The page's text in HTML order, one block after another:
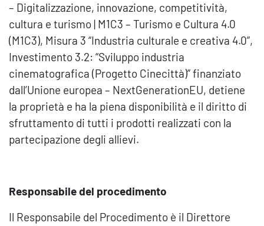
– Digitalizzazione, innovazione, competitività,
cultura e turismo | M1C3 – Turismo e Cultura 4.0
(M1C3), Misura 3 “Industria culturale e creativa 4.0”,
Investimento 3.2: “Sviluppo industria
cinematografica (Progetto Cinecittà)” finanziato
dall’Unione europea – NextGenerationEU, detiene
la proprietà e ha la piena disponibilità e il diritto di
sfruttamento di tutti i prodotti realizzati con la
partecipazione degli allievi.
Responsabile del procedimento
Il Responsabile del Procedimento è il Direttore